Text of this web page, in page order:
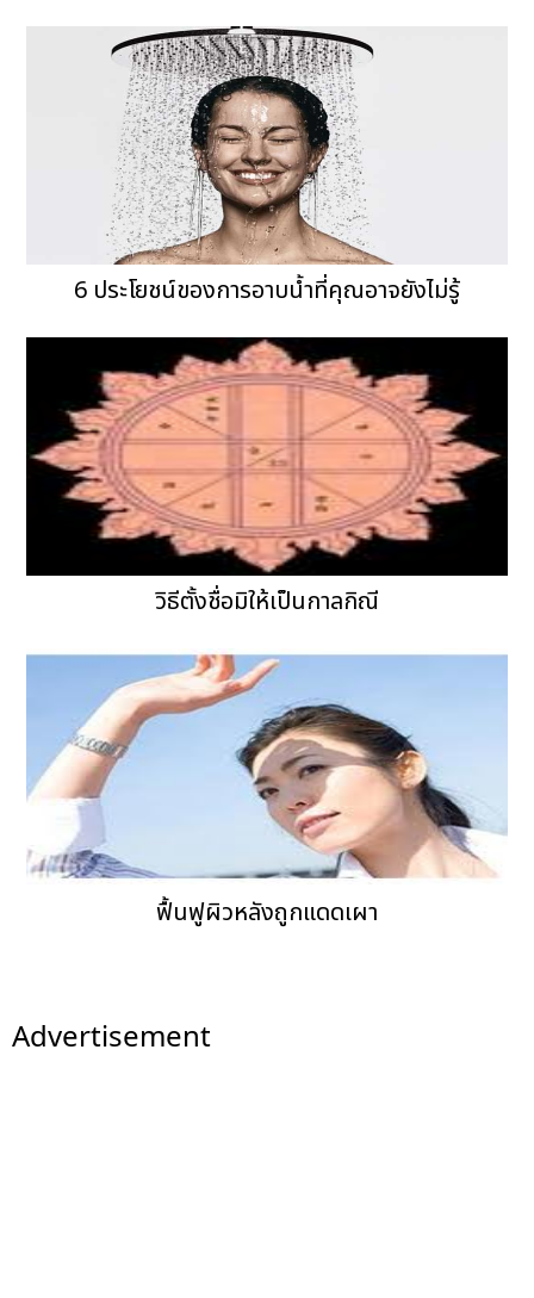
6 ประโยชน์ของการอาบน้ำที่คุณอาจยังไม่รู้
วิธีตั้งชื่อมิให้เป็นกาลกิณี
ฟื้นฟูผิวหลังถูกแดดเผา
Advertisement